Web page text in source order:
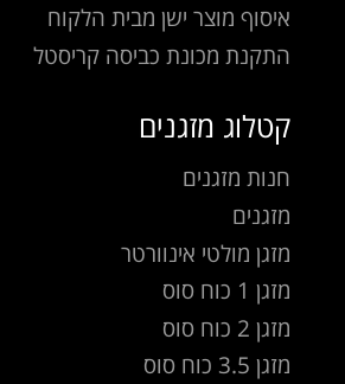
איסוף מוצר ישן מבית הלקוח
התקנת מכונת כביסה קריסטל
קטלוג מזגנים
חנות מזגנים
מזגנים
מזגן מולטי אינוורטר
מזגן 1 כוח סוס
מזגן 2 כוח סוס
מזגן 3.5 כוח סוס